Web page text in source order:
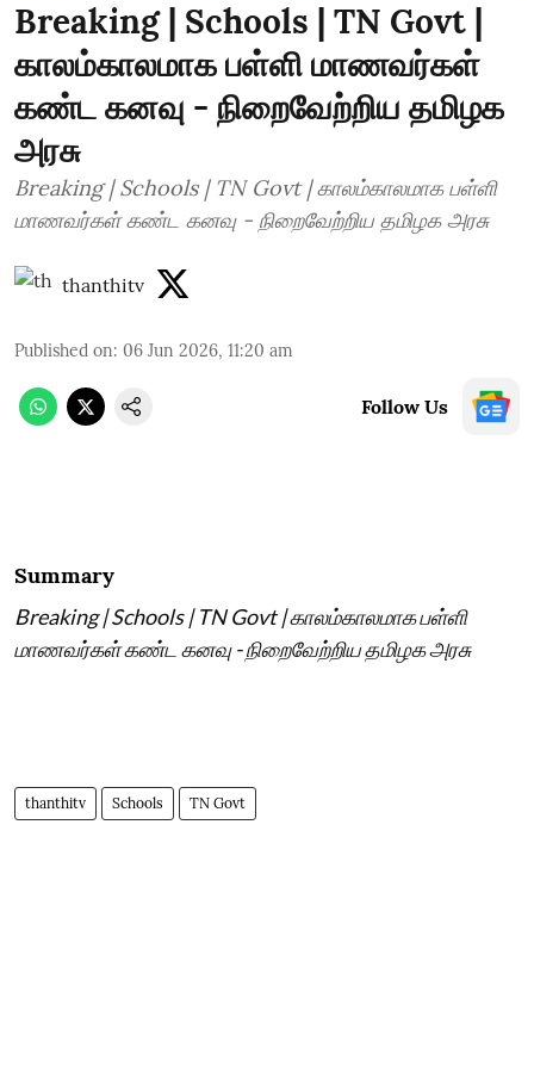
Breaking | Schools | TN Govt |
காலம்காலமாக பள்ளி மாணவர்கள்
கண்ட கனவு - நிறைவேற்றிய தமிழக
அரசு
Breaking | Schools | TN Govt | காலம்காலமாக பள்ளி
மாணவர்கள் கண்ட கனவு - நிறைவேற்றிய தமிழக அரசு
thanthitv
Published on: 06 Jun 2026, 11:20 am
Follow Us
Summary
Breaking | Schools | TN Govt | காலம்காலமாக பள்ளி
மாணவர்கள் கண்ட கனவு - நிறைவேற்றிய தமிழக அரசு
thanthitv Schools TN Govt